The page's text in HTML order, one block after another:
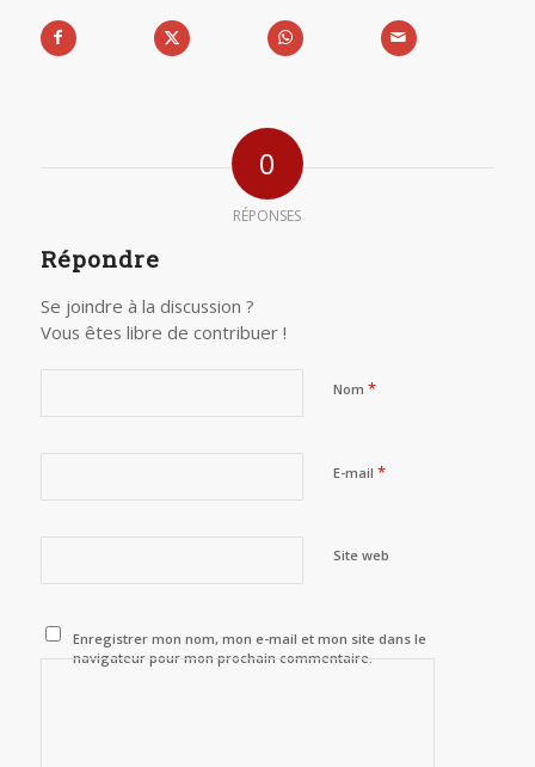
0
RÉPONSES
Répondre
Se joindre à la discussion ?
Vous êtes libre de contribuer !
Nom *
E-mail *
Site web
Enregistrer mon nom, mon e-mail et mon site dans le
navigateur pour mon prochain commentaire.